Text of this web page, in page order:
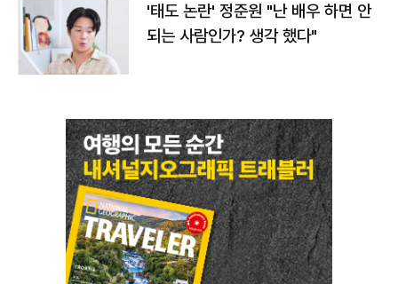
'태도 논란' 정준원 "난 배우 하면 안
되는 사람인가? 생각 했다"